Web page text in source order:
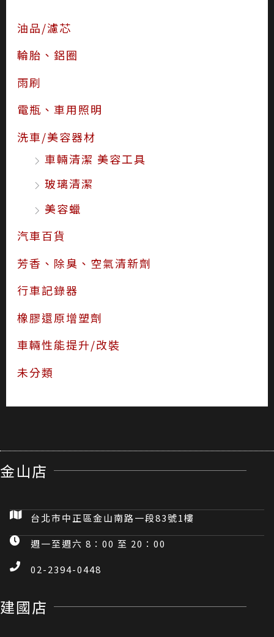
油品/濾芯
輪胎、鋁圈
雨刷
電瓶、車用照明
洗車/美容器材
車輛清潔 美容工具
玻璃清潔
美容蠟
汽車百貨
芳香、除臭、空氣清新劑
行車記錄器
橡膠還原增塑劑
車輛性能提升/改裝
未分類
金山店
台北市中正區金山南路一段83號1樓
週一至週六 8：00 至 20：00
02-2394-0448
建國店